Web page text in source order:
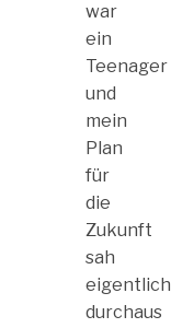
war
ein
Teenager
und
mein
Plan
für
die
Zukunft
sah
eigentlich
durchaus